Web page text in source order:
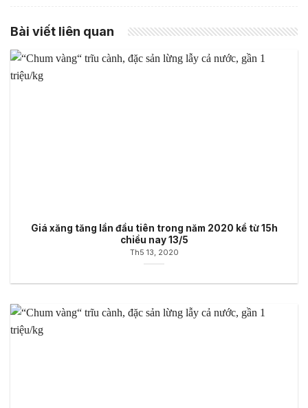
Bài viết liên quan
Giá xăng tăng lần đầu tiên trong năm 2020 kể từ 15h
chiều nay 13/5
Th5 13, 2020